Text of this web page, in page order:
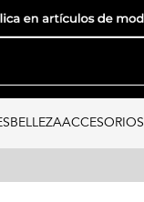
BELLEZAACCESORIOS